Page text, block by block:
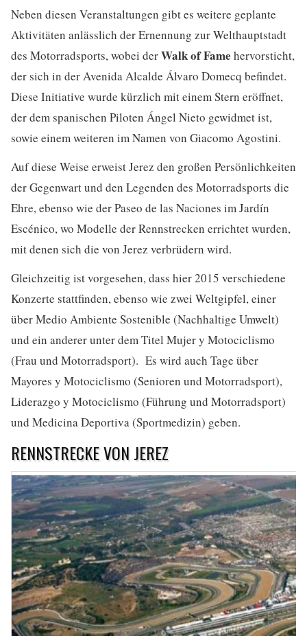
Neben diesen Veranstaltungen gibt es weitere geplante
Aktivitäten anlässlich der Ernennung zur Welthauptstadt
des Motorradsports, wobei derWalk of Fame hervorsticht,
der sich in der Avenida Alcalde Álvaro Domecq befindet.
Diese Initiative wurde kürzlich mit einem Stern eröffnet,
der dem spanischen Piloten Ángel Nieto gewidmet ist,
sowie einem weiteren im Namen von Giacomo Agostini.
Auf diese Weise erweist Jerez den großen Persönlichkeiten
der Gegenwart und den Legenden des Motorradsports die
Ehre, ebenso wie der Paseo de las Naciones im Jardín
Escénico, wo Modelle der Rennstrecken errichtet wurden,
mit denen sich die von Jerez verbrüdern wird.
Gleichzeitig ist vorgesehen, dass hier 2015 verschiedene
Konzerte stattfinden, ebenso wie zwei Weltgipfel, einer
über Medio Ambiente Sostenible (Nachhaltige Umwelt)
und ein anderer unter dem Titel Mujer y Motociclismo
(Frau und Motorradsport). Es wird auch Tage über
Mayores y Motociclismo (Senioren und Motorradsport),
Liderazgo y Motociclismo (Führung und Motorradsport)
und Medicina Deportiva (Sportmedizin) geben.
RENNSTRECKE VON JEREZ